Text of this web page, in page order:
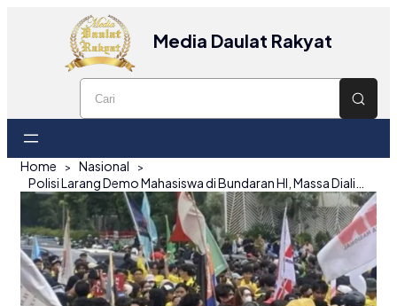
Media Daulat Rakyat
Home
Nasional